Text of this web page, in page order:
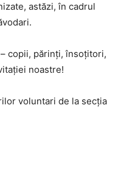
astăzi, în cadrul
copii, părinți, însoțitori,
noastre!
voluntari de la secția